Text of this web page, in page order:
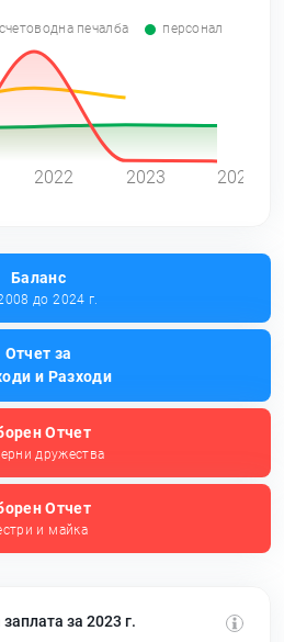
счетоводна печалба персонал
2022 2023 2024
Баланс
до 2024 г.
Отчет за
и Разходи
Отчет
дружества
Отчет
и майка
за 2023 г.